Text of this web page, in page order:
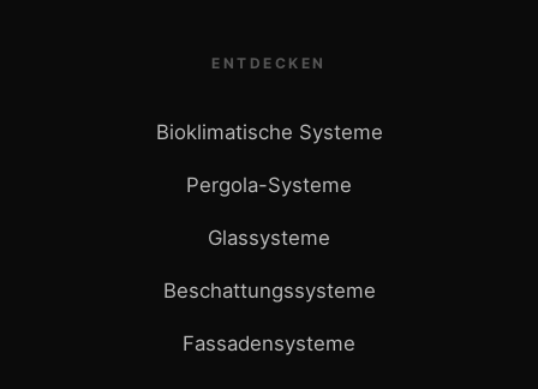
ENTDECKEN
Bioklimatische Systeme
Pergola-Systeme
Glassysteme
Beschattungssysteme
Fassadensysteme